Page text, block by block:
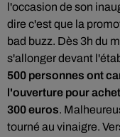
l'occasion de son
dire c'est que la
bad buzz. Dès 3h du
s'allonger devant
500 personnes ont
l'ouverture pour
300 euros.
tourné au vinaigre.